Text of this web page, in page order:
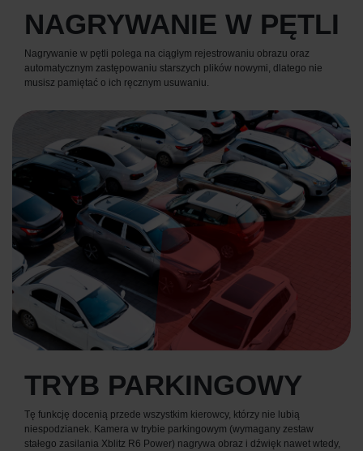
NAGRYWANIE W PĘTLI
Nagrywanie w pętli polega na ciągłym rejestrowaniu obrazu oraz
automatycznym zastępowaniu starszych plików nowymi, dlatego nie
musisz pamiętać o ich ręcznym usuwaniu.
TRYB PARKINGOWY
Tę funkcję docenią przede wszystkim kierowcy, którzy nie lubią
niespodzianek. Kamera w trybie parkingowym (wymagany zestaw
stałego zasilania Xblitz R6 Power) nagrywa obraz i dźwięk nawet wtedy,